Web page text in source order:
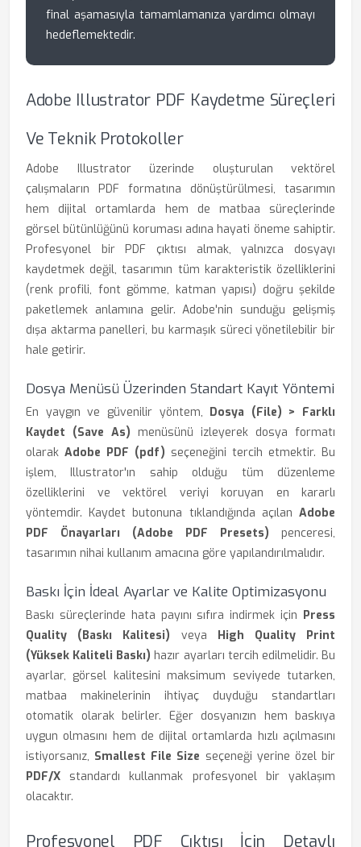
final aşamasıyla tamamlamanıza yardımcı olmayı
hedeflemektedir.
Adobe Illustrator PDF Kaydetme Süreçleri
Ve Teknik Protokoller
Adobe Illustrator üzerinde oluşturulan vektörel
çalışmaların PDF formatına dönüştürülmesi, tasarımın
hem dijital ortamlarda hem de matbaa süreçlerinde
görsel bütünlüğünü koruması adına hayati öneme sahiptir.
Profesyonel bir PDF çıktısı almak, yalnızca dosyayı
kaydetmek değil, tasarımın tüm karakteristik özelliklerini
(renk profili, font gömme, katman yapısı) doğru şekilde
paketlemek anlamına gelir. Adobe'nin sunduğu gelişmiş
dışa aktarma panelleri, bu karmaşık süreci yönetilebilir bir
hale getirir.
Dosya Menüsü Üzerinden Standart Kayıt Yöntemi
En yaygın ve güvenilir yöntem, Dosya (File) > Farklı
Kaydet (Save As) menüsünü izleyerek dosya formatı
olarak Adobe PDF (pdf) seçeneğini tercih etmektir. Bu
işlem, Illustrator'ın sahip olduğu tüm düzenleme
özelliklerini ve vektörel veriyi koruyan en kararlı
yöntemdir. Kaydet butonuna tıklandığında açılan Adobe
PDF Önayarları (Adobe PDF Presets) penceresi,
tasarımın nihai kullanım amacına göre yapılandırılmalıdır.
Baskı İçin İdeal Ayarlar ve Kalite Optimizasyonu
Baskı süreçlerinde hata payını sıfıra indirmek için Press
Quality (Baskı Kalitesi) veya High Quality Print
(Yüksek Kaliteli Baskı) hazır ayarları tercih edilmelidir. Bu
ayarlar, görsel kalitesini maksimum seviyede tutarken,
matbaa makinelerinin ihtiyaç duyduğu standartları
otomatik olarak belirler. Eğer dosyanızın hem baskıya
uygun olmasını hem de dijital ortamlarda hızlı açılmasını
istiyorsanız, Smallest File Size seçeneği yerine özel bir
PDF/X standardı kullanmak profesyonel bir yaklaşım
olacaktır.
Profesyonel PDF Çıktısı İçin Detaylı